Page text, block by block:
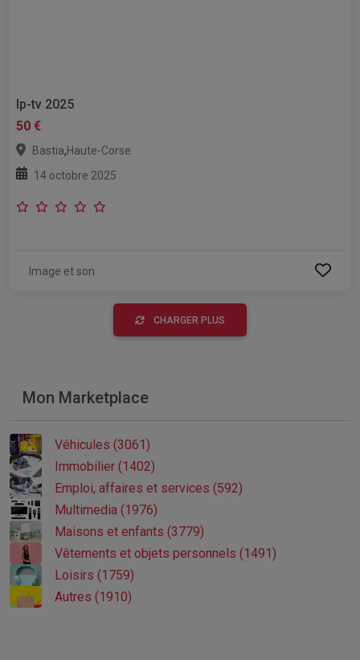
Ip-tv 2025
50 €
Bastia,Haute-Corse
14 octobre 2025
Image et son
CHARGER PLUS
Mon Marketplace
Véhicules (3061)
Immobilier (1402)
Emploi, affaires et services (592)
Multimedia (1976)
Maisons et enfants (3779)
Vêtements et objets personnels (1491)
Loisirs (1759)
Autres (1910)